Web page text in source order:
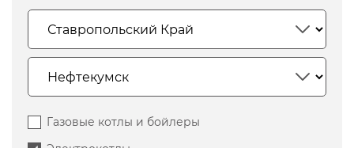
Газовые котлы и бойлеры